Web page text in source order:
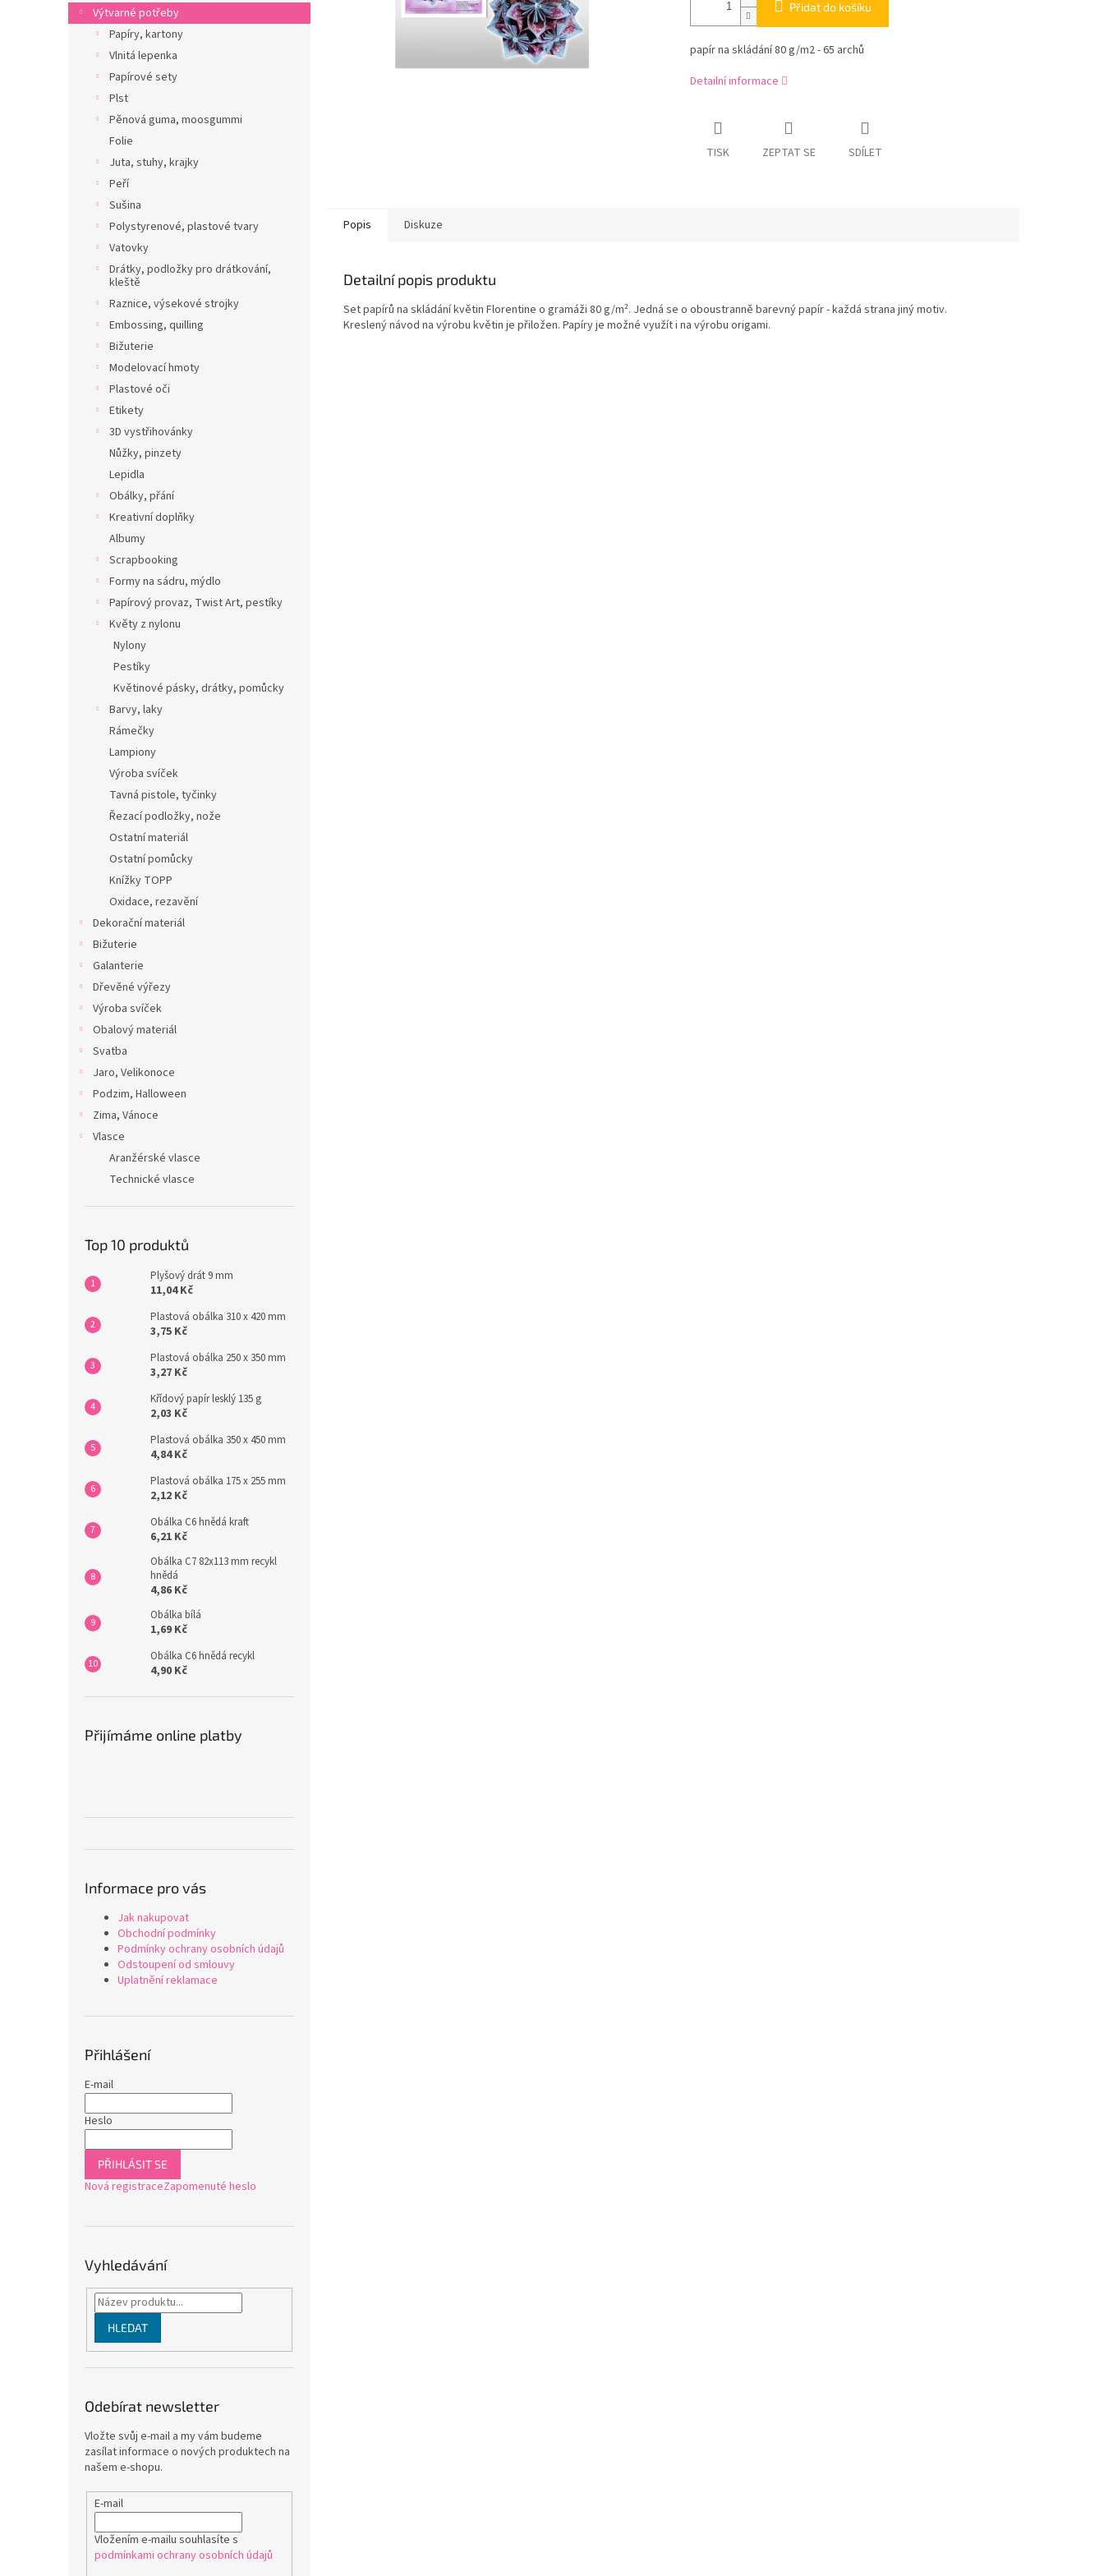
n
e
Výtvarné potřeby
Papíry, kartony
Vlnitá lepenka
Papírové sety
Plst
Pěnová guma, moosgummi
Folie
Juta, stuhy, krajky
Peří
Sušina
Polystyrenové, plastové tvary
Vatovky
Drátky, podložky pro drátkování,
kleště
Raznice, výsekové strojky
Embossing, quilling
Bižuterie
Modelovací hmoty
Plastové oči
Etikety
3D vystřihovánky
Nůžky, pinzety
Lepidla
Obálky, přání
Kreativní doplňky
Albumy
Scrapbooking
Formy na sádru, mýdlo
Papírový provaz, Twist Art, pestíky
Květy z nylonu
Nylony
Pestíky
Květinové pásky, drátky, pomůcky
Barvy, laky
Rámečky
Lampiony
Výroba svíček
Tavná pistole, tyčinky
Řezací podložky, nože
Ostatní materiál
Ostatní pomůcky
Knížky TOPP
Oxidace, rezavění
Dekorační materiál
Bižuterie
Galanterie
Dřevěné výřezy
Výroba svíček
Obalový materiál
Svatba
Jaro, Velikonoce
Podzim, Halloween
Zima, Vánoce
Vlasce
Aranžérské vlasce
Technické vlasce
Top 10 produktů
Plyšový drát 9 mm
11,04 Kč
Plastová obálka 310 x 420 mm
3,75 Kč
Plastová obálka 250 x 350 mm
3,27 Kč
Křídový papír lesklý 135 g
2,03 Kč
Plastová obálka 350 x 450 mm
4,84 Kč
Plastová obálka 175 x 255 mm
2,12 Kč
Obálka C6 hnědá kraft
6,21 Kč
Obálka C7 82x113 mm recykl
hnědá
4,86 Kč
Obálka bílá
1,69 Kč
Obálka C6 hnědá recykl
4,90 Kč
Přijímáme online platby
Informace pro vás
Jak nakupovat
Obchodní podmínky
Podmínky ochrany osobních údajů
Odstoupení od smlouvy
Uplatnění reklamace
Přihlášení
E-mail
Heslo
PŘIHLÁSIT SE
Nová registraceZapomenuté heslo
Vyhledávání
HLEDAT
Odebírat newsletter
Vložte svůj e-mail a my vám budeme
zasílat informace o nových produktech na
našem e-shopu.
E-mail
Vložením e-mailu souhlasíte s
podmínkami ochrany osobních údajů
Přidat do košíku
papír na skládání 80 g/m2 - 65 archů
Detailní informace
TISK ZEPTAT SE SDÍLET
Popis Diskuze
Detailní popis produktu
Set papírů na skládání květin Florentine o gramáži 80 g/m². Jedná se o oboustranně barevný papír - každá strana jiný motiv.
Kreslený návod na výrobu květin je přiložen. Papíry je možné využít i na výrobu origami.